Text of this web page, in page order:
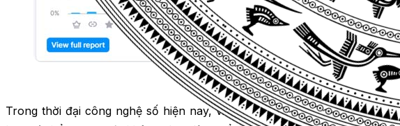
Trong thời đại công nghệ số hiện nay, việc đọc truyện tranh online